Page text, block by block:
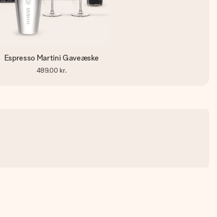
Espresso Martini Gaveæske
489,00 kr.